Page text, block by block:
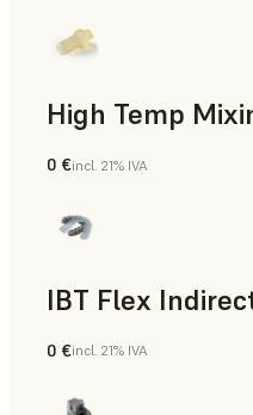
Ingeniería
0 €incl. 21% IVA
Odontología
0 €incl. 21% IVA